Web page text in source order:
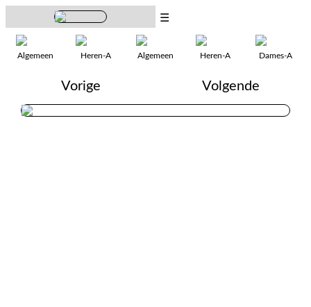
☰
Algemeen Heren-A Algemeen Heren-A Dames-A
Vorige Volgende